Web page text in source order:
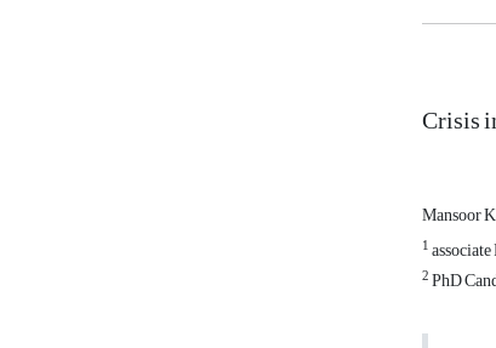
Crisis
Mansoor
1
2PhD